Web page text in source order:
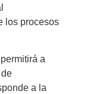
los procesos
a
a la